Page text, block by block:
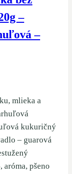
–
–
mlieka a
kukuričný
– guarová
aróma, pšeno